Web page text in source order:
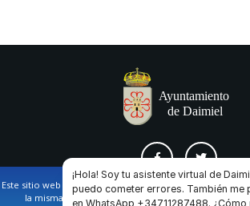
Este sitio web utiliza cookies propias y de terceros para
la misma y obtener datos estadísticos de la
¡Hola! Soy tu asistente virtual de
puedo cometer errores. También me
en WhatsApp +34711287488.